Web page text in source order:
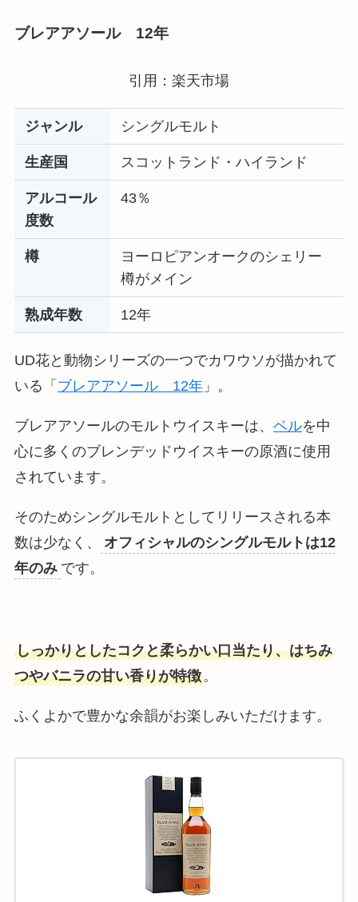
ブレアアソール 12年
引用：楽天市場
ジャンル シングルモルト
生産国 スコットランド・ハイランド
アルコール
度数
43％
樽
ヨーロピアンオークのシェリー
樽がメイン
熟成年数 12年
UD花と動物シリーズの一つでカワウソが描かれて
いる「 ブレアアソール 12年」。
ブレアアソールのモルトウイスキーは、 ベルを中
心に多くのブレンデッドウイスキーの原酒に使用
されています。
そのためシングルモルトとしてリリースされる本
数は少なく、
オフィシャルのシングルモルトは12
年のみ です。
しっかりとしたコクと柔らかい口当たり、はちみ
つやバニラの甘い香りが特徴。
ふくよかで豊かな余韻がお楽しみいただけます。